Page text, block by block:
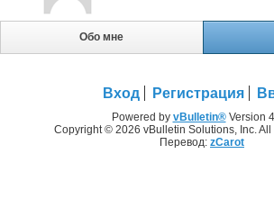
Обо мне
Вход Регистрация
Powered by vBulletin®Version
Copyright © 2026 vBulletin Solutions, Inc.
Перевод: zCarot